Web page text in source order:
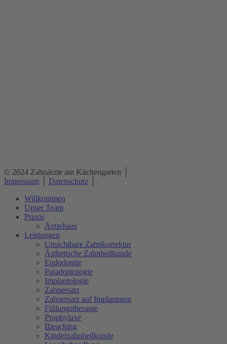
© 2024 Zahnärzte am Küchengarten
Impressum
Datenschutz
Willkommen
Unser Team
Praxis
Ärztehaus
Leistungen
Unsichtbare Zahnkorrektur
Ästhetische Zahnheilkunde
Endodontie
Paradontologie
Implantologie
Zahnersatz
Zahnersatz auf Implantaten
Füllungstherapie
Prophylaxe
Bleaching
Kinderzahnheilkunde